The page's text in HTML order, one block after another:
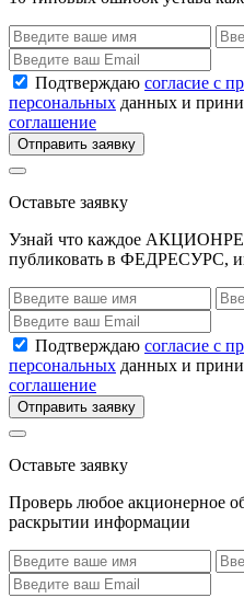
Подтверждаю согласие с
персональных данных и
соглашение
Отправить заявку
Оставьте заявку
Узнай что каждое
публиковать в ФЕДРЕСУРС,
Подтверждаю согласие с
персональных данных и
соглашение
Отправить заявку
Оставьте заявку
Проверь любое акционерное
раскрытии информации